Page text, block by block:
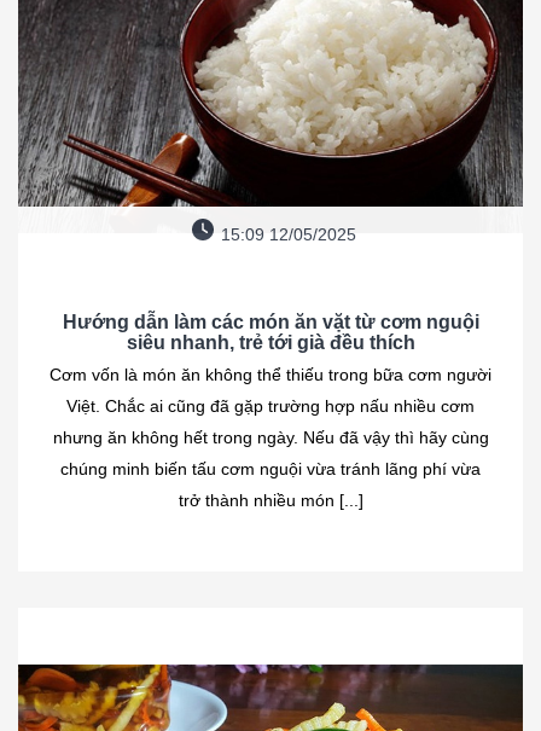
15:09 12/05/2025
Hướng dẫn làm các món ăn vặt từ cơm nguội
siêu nhanh, trẻ tới già đều thích
Cơm vốn là món ăn không thể thiếu trong bữa cơm người
Việt. Chắc ai cũng đã gặp trường hợp nấu nhiều cơm
nhưng ăn không hết trong ngày. Nếu đã vậy thì hãy cùng
chúng minh biến tấu cơm nguội vừa tránh lãng phí vừa
trở thành nhiều món [...]